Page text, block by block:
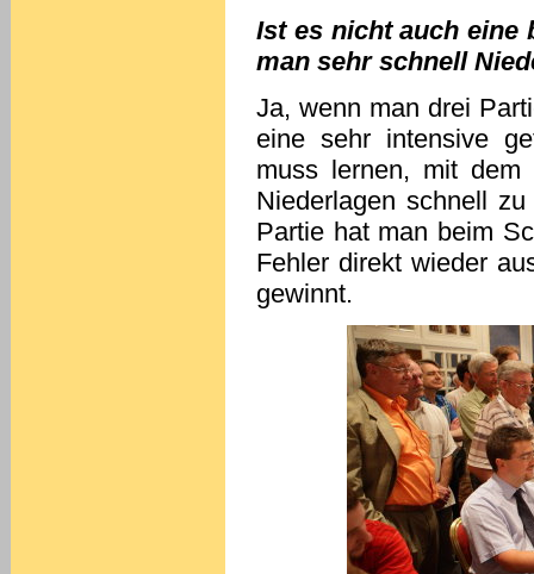
Ist es nicht auch eine
man sehr schnell
Ja, wenn man drei
eine sehr intensive
muss lernen, mit dem
Niederlagen schnell
Partie hat man beim
Fehler direkt wieder
gewinnt.